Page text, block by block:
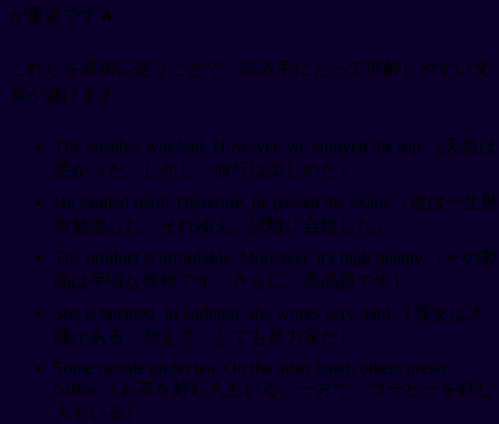
が重要です🔥
これらを適切に使うことで、読み手にとって理解しやすい文
章が書けます。
The weather was bad. However, we enjoyed the trip.（天気は
悪かった。しかし、旅行は楽しめた）
He studied hard. Therefore, he passed the exam.（彼は一生懸
命勉強した。それゆえ、試験に合格した）
The product is affordable. Moreover, it's high quality.（その製
品は手頃な価格です。さらに、高品質です）
She is talented. In addition, she works very hard.（彼女は才
能がある。加えて、とても努力家だ）
Some people prefer tea. On the other hand, others prefer
coffee.（お茶を好む人もいる。一方で、コーヒーを好む
人もいる）